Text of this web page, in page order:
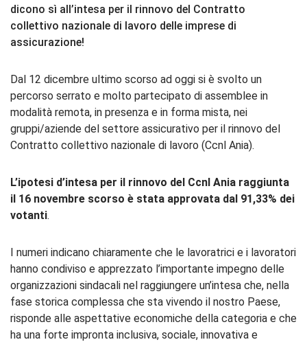
dicono sì all’intesa per il rinnovo del Contratto
collettivo nazionale di lavoro delle imprese di
assicurazione!
Dal 12 dicembre ultimo scorso ad oggi si è svolto un
percorso serrato e molto partecipato di assemblee in
modalità remota, in presenza e in forma mista, nei
gruppi/aziende del settore assicurativo per il rinnovo del
Contratto collettivo nazionale di lavoro (Ccnl Ania).
L’ipotesi d’intesa per il rinnovo del Ccnl Ania raggiunta
il 16 novembre scorso è stata approvata dal 91,33% dei
votanti.
I numeri indicano chiaramente che le lavoratrici e i lavoratori
hanno condiviso e apprezzato l’importante impegno delle
organizzazioni sindacali nel raggiungere un’intesa che, nella
fase storica complessa che sta vivendo il nostro Paese,
risponde alle aspettative economiche della categoria e che
ha una forte impronta inclusiva, sociale, innovativa e